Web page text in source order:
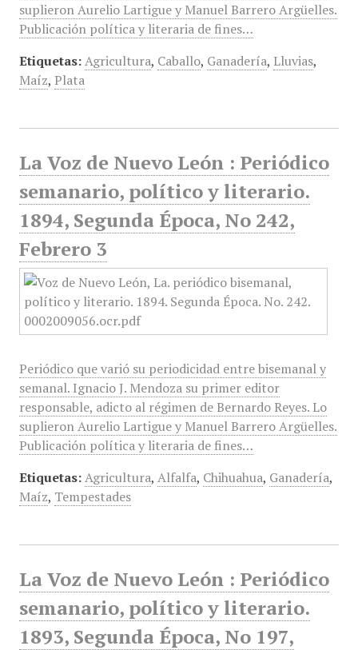
suplieron Aurelio Lartigue y Manuel Barrero Argüelles.
Publicación política y literaria de fines…
Etiquetas: Agricultura, Caballo, Ganadería, Lluvias,
Maíz, Plata
La Voz de Nuevo León : Periódico
semanario, político y literario.
1894, Segunda Época, No 242,
Febrero 3
Periódico que varió su periodicidad entre bisemanal y
semanal. Ignacio J. Mendoza su primer editor
responsable, adicto al régimen de Bernardo Reyes. Lo
suplieron Aurelio Lartigue y Manuel Barrero Argüelles.
Publicación política y literaria de fines…
Etiquetas: Agricultura, Alfalfa, Chihuahua, Ganadería,
Maíz, Tempestades
La Voz de Nuevo León : Periódico
semanario, político y literario.
1893, Segunda Época, No 197,